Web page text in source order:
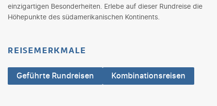
einzigartigen Besonderheiten. Erlebe auf dieser Rundreise die
Höhepunkte des südamerikanischen Kontinents.
REISEMERKMALE
Geführte Rundreisen Kombinationsreisen